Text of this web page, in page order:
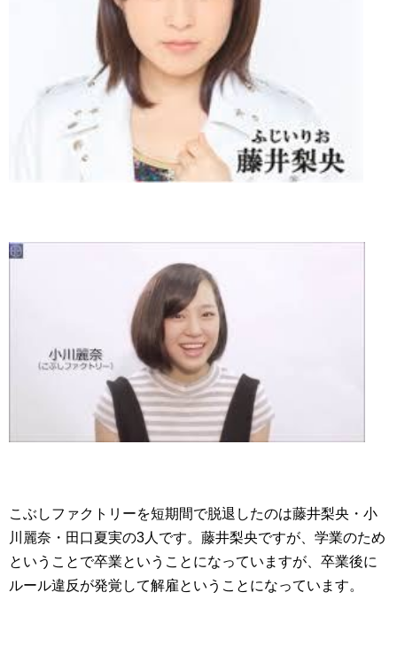
こぶしファクトリーを短期間で脱退したのは藤井梨央・小
川麗奈・田口夏実の3人です。藤井梨央ですが、学業のため
ということで卒業ということになっていますが、卒業後に
ルール違反が発覚して解雇ということになっています。